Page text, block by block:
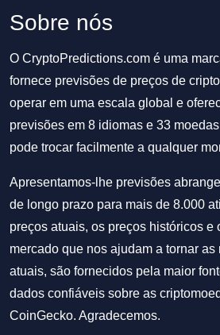
Sobre nós
O CryptoPredictions.com é uma
fornece previsões de preços de
operar em uma escala global e
previsões em 8 idiomas e 33
pode trocar facilmente a qualquer
Apresentamos-lhe previsões
de longo prazo para mais de 8.000
preços atuais, os preços históricos e
mercado que nos ajudam a tornar
atuais, são fornecidos pela maior
dados confiáveis sobre as
CoinGecko. Agradecemos.